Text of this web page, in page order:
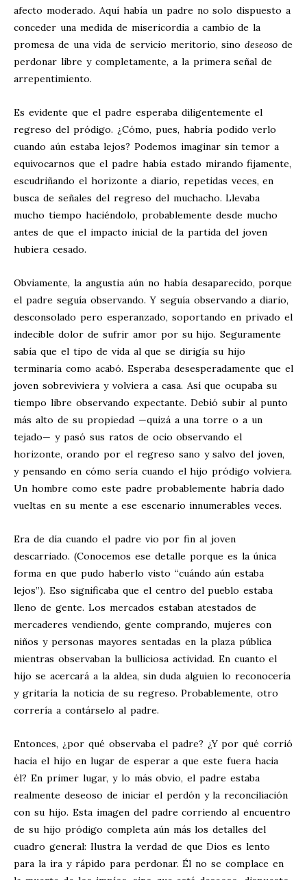
afecto moderado. Aquí había un padre no solo dispuesto a
conceder una medida de misericordia a cambio de la
promesa de una vida de servicio meritorio, sinodeseoso de
perdonar libre y completamente, a la primera señal de
arrepentimiento.
Es evidente que el padre esperaba diligentemente el
regreso del pródigo. ¿Cómo, pues, habría podido verlo
cuando aún estaba lejos? Podemos imaginar sin temor a
equivocarnos que el padre había estado mirando fijamente,
escudriñando el horizonte a diario, repetidas veces, en
busca de señales del regreso del muchacho. Llevaba
mucho tiempo haciéndolo, probablemente desde mucho
antes de que el impacto inicial de la partida del joven
hubiera cesado.
Obviamente, la angustia aún no había desaparecido, porque
el padre seguía observando. Y seguía observando a diario,
desconsolado pero esperanzado, soportando en privado el
indecible dolor de sufrir amor por su hijo. Seguramente
sabía que el tipo de vida al que se dirigía su hijo
terminaría como acabó. Esperaba desesperadamente que el
joven sobreviviera y volviera a casa. Así que ocupaba su
tiempo libre observando expectante. Debió subir al punto
más alto de su propiedad —quizá a una torre o a un
tejado— y pasó sus ratos de ocio observando el
horizonte, orando por el regreso sano y salvo del joven,
y pensando en cómo sería cuando el hijo pródigo volviera.
Un hombre como este padre probablemente habría dado
vueltas en su mente a ese escenario innumerables veces.
Era de día cuando el padre vio por fin al joven
descarriado. (Conocemos ese detalle porque es la única
forma en que pudo haberlo visto “cuándo aún estaba
lejos”). Eso significaba que el centro del pueblo estaba
lleno de gente. Los mercados estaban atestados de
mercaderes vendiendo, gente comprando, mujeres con
niños y personas mayores sentadas en la plaza pública
mientras observaban la bulliciosa actividad. En cuanto el
hijo se acercará a la aldea, sin duda alguien lo reconocería
y gritaría la noticia de su regreso. Probablemente, otro
correría a contárselo al padre.
Entonces, ¿por qué observaba el padre? ¿Y por qué corrió
hacia el hijo en lugar de esperar a que este fuera hacia
él? En primer lugar, y lo más obvio, el padre estaba
realmente deseoso de iniciar el perdón y la reconciliación
con su hijo. Esta imagen del padre corriendo al encuentro
de su hijo pródigo completa aún más los detalles del
cuadro general: Ilustra la verdad de que Dios es lento
para la ira y rápido para perdonar. Él no se complace en